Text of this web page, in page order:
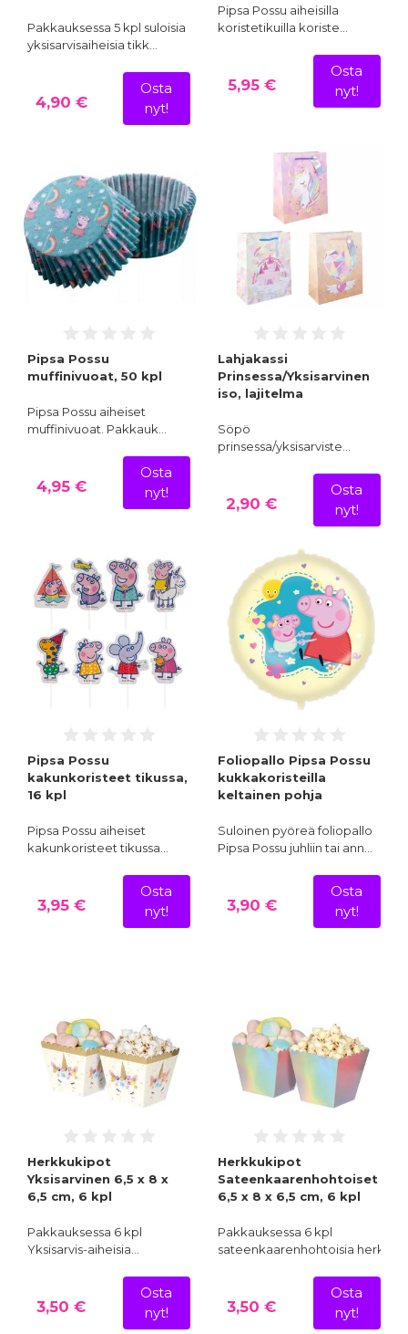
Pakkauksessa 5 kpl suloisia
yksisarvisaiheisia tikk…
4,90 €
Osta
nyt!
Pipsa Possu aiheisilla
koristetikuilla koriste…
5,95 €
Osta
nyt!
Pipsa Possu
muffinivuoat, 50 kpl
Pipsa Possu aiheiset
muffinivuoat. Pakkauk…
4,95 €
Osta
nyt!
Lahjakassi
Prinsessa/Yksisarvinen
iso, lajitelma
Söpö
prinsessa/yksisarviste…
2,90 €
Osta
nyt!
Pipsa Possu
kakunkoristeet tikussa,
16 kpl
Pipsa Possu aiheiset
kakunkoristeet tikussa…
3,95 €
Osta
nyt!
Foliopallo Pipsa Possu
kukkakoristeilla
keltainen pohja
Suloinen pyöreä foliopallo
Pipsa Possu juhliin tai ann…
3,90 €
Osta
nyt!
Herkkukipot
Yksisarvinen 6,5 x 8 x
6,5 cm, 6 kpl
Pakkauksessa 6 kpl
Yksisarvis-aiheisia…
3,50 €
Osta
nyt!
Herkkukipot
Sateenkaarenhohtoiset
6,5 x 8 x 6,5 cm, 6 kpl
Pakkauksessa 6 kpl
sateenkaarenhohtoisia
3,50 €
Osta
nyt!